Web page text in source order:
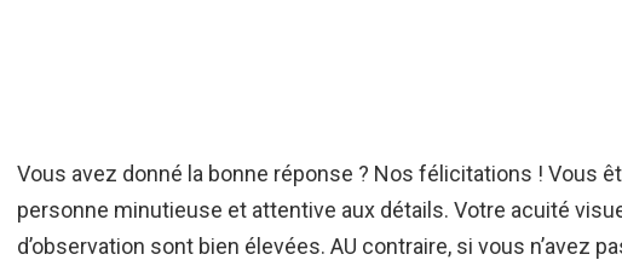
Vous avez donné la bonne réponse ? Nos félicitations ! Vous
personne minutieuse et attentive aux détails. Votre acuité
d’observation sont bien élevées. AU contraire, si vous n’avez